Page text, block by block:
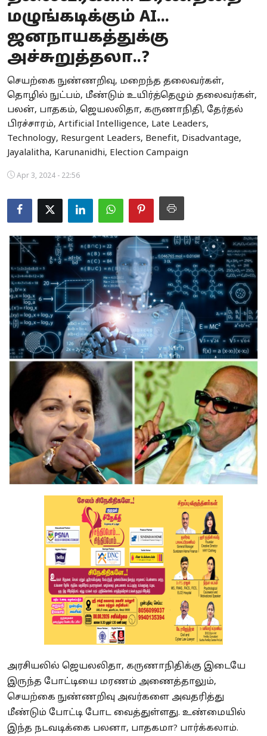
Business
Crime
National
World
Astrology
Spirituality
Weather
மழுங்கடிக்கும் AI...
ஜனநாயகத்துக்கு
அச்சுறுத்தலா..?
செயற்கை நுண்ணறிவு, மறைந்த தலைவர்கள்,
தொழில் நுட்பம், மீண்டும் உயிர்த்தெழும் தலைவர்கள்,
பலன், பாதகம், ஜெயலலிதா, கருணாநிதி, தேர்தல்
பிரச்சாரம், Artificial Intelligence, Late Leaders,
Technology, Resurgent Leaders, Benefit, Disadvantage,
Jayalalitha, Karunanidhi, Election Campaign
Apr 3, 2024 - 22:56
அரசியலில் ஜெயலலிதா, கருணாநிதிக்கு இடையே
இருந்த போட்டியை மரணம் அணைத்தாலும்,
செயற்கை நுண்ணறிவு அவர்களை அவதரித்து
மீண்டும் போட்டி போட வைத்துள்ளது. உண்மையில்
இந்த நடவடிக்கை பலனா, பாதகமா? பார்க்கலாம்.